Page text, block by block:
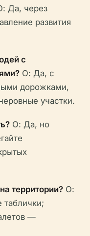
Да, через
развития
с
О: Да, с
дорожками,
участки.
О: Да, но
территории? О:
—